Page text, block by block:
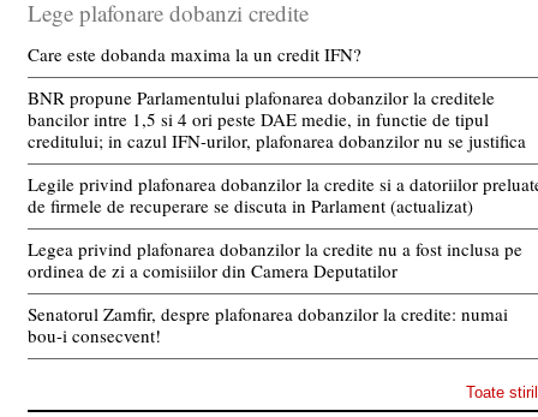
Lege plafonare dobanzi credite
Care este dobanda maxima la un credit IFN?
BNR propune Parlamentului plafonarea dobanzilor la creditele
bancilor intre 1,5 si 4 ori peste DAE medie, in functie de tipul
creditului; in cazul IFN-urilor, plafonarea dobanzilor nu se justifica
Legile privind plafonarea dobanzilor la credite si a datoriilor
de firmele de recuperare se discuta in Parlament (actualizat)
Legea privind plafonarea dobanzilor la credite nu a fost inclusa pe
ordinea de zi a comisiilor din Camera Deputatilor
Senatorul Zamfir, despre plafonarea dobanzilor la credite: numai
bou-i consecvent!
Toate